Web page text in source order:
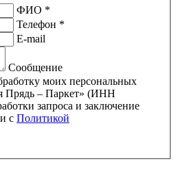
ФИО *
Телефон *
E-mail
Сообщение
моих персональных
Прядь – Паркет» (ИНН
с Политикой